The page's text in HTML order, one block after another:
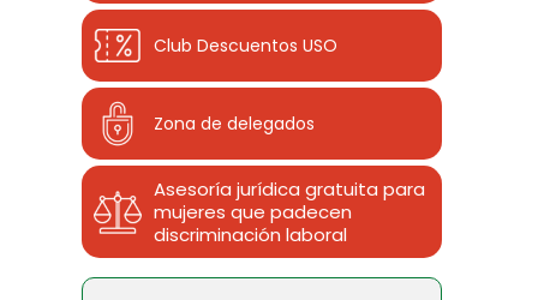
Club Descuentos USO
Zona de delegados
Asesoría jurídica gratuita para
mujeres que padecen
discriminación laboral